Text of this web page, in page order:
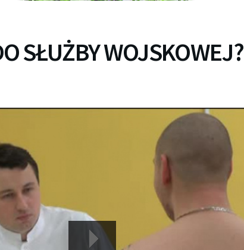
SŁUŻBY WOJSKOWEJ?